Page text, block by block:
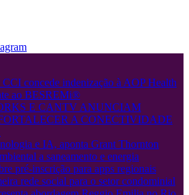
concede indenização à AOP Health
ao BESREMi®
E CANTV ANUNCIAM
A CONECTIVIDADE
e IA, aponta Grant Thornton
a saneamento e energia
pré-inscrição para apps regionais
rede social para o setor condominial